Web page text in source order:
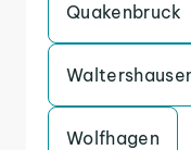
Quakenbruck
Wolfhagen